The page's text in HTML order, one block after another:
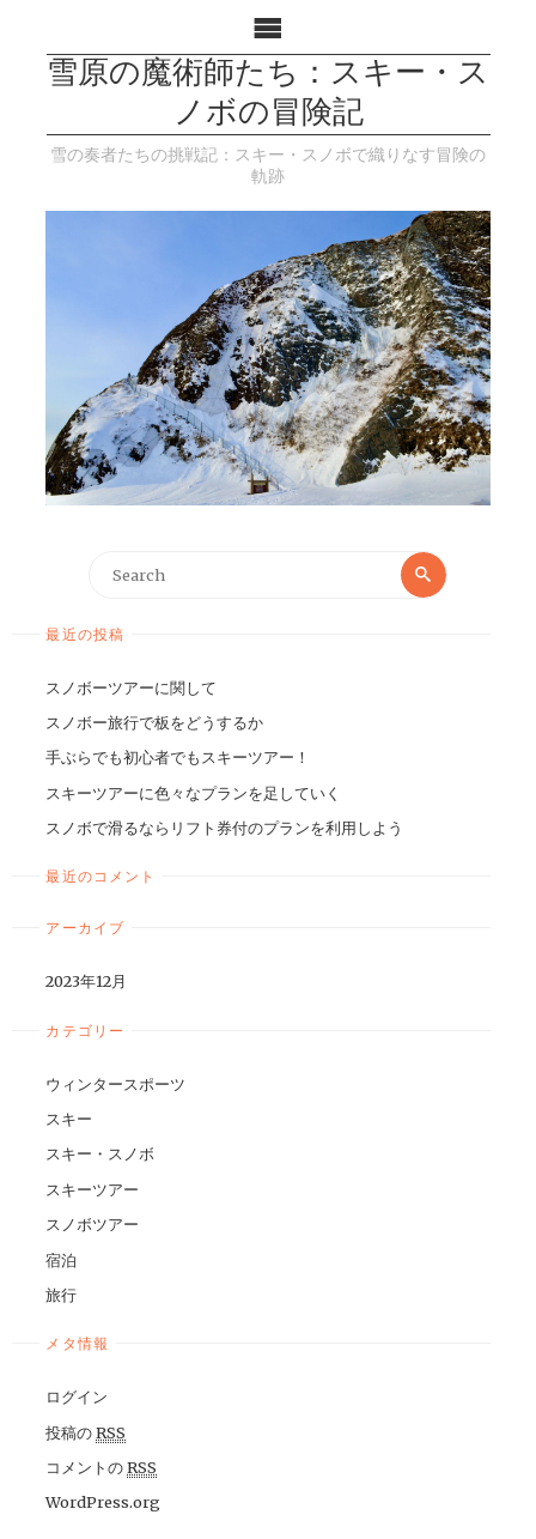
雪原の魔術師たち：スキー・ス
ノボの冒険記
雪の奏者たちの挑戦記：スキー・スノボで織りなす冒険の
軌跡
最近の投稿
スノボーツアーに関して
スノボー旅行で板をどうするか
手ぶらでも初心者でもスキーツアー！
スキーツアーに色々なプランを足していく
スノボで滑るならリフト券付のプランを利用しよう
最近のコメント
アーカイブ
2023年12月
カテゴリー
ウィンタースポーツ
スキー
スキー・スノボ
スキーツアー
スノボツアー
宿泊
旅行
メタ情報
ログイン
投稿のRSS
コメントのRSS
WordPress.org